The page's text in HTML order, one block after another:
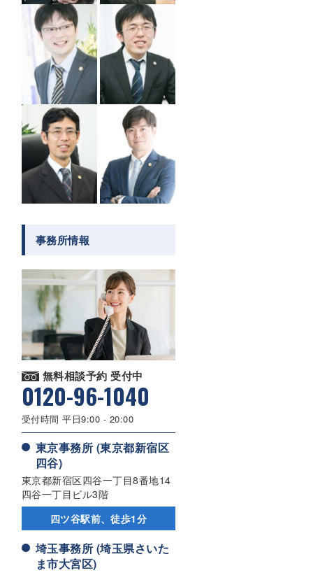
事務所情報
無料相談予約 受付中
0120-96-1040
受付時間 平日9:00 - 20:00
東京事務所 (東京都新宿区
四谷)
東京都新宿区四谷一丁目8番地14
四谷一丁目ビル3階
四ツ谷駅前、徒歩1分
埼玉事務所 (埼玉県さいた
ま市大宮区)